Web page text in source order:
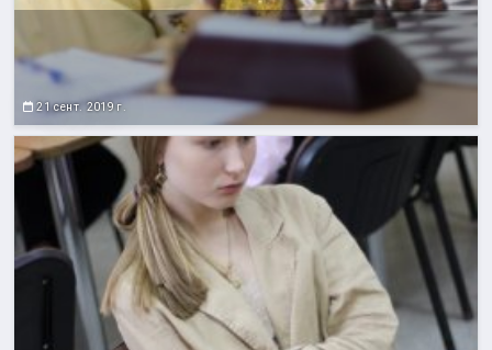
21 сент. 2019 г.